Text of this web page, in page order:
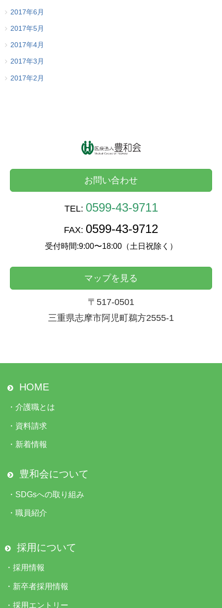
2017年6月
2017年5月
2017年4月
2017年3月
2017年2月
お問い合わせ
TEL: 0599-43-9711
FAX: 0599-43-9712
受付時間:9:00〜18:00（土日祝除く）
マップを見る
〒517-0501
三重県志摩市阿児町鵜方2555-1
HOME
・ 介護職とは
・ 資料請求
・ 新着情報
豊和会について
・ SDGsへの取り組み
・ 職員紹介
採用について
・ 採用情報
・ 新卒者採用情報
・ 採用エントリー